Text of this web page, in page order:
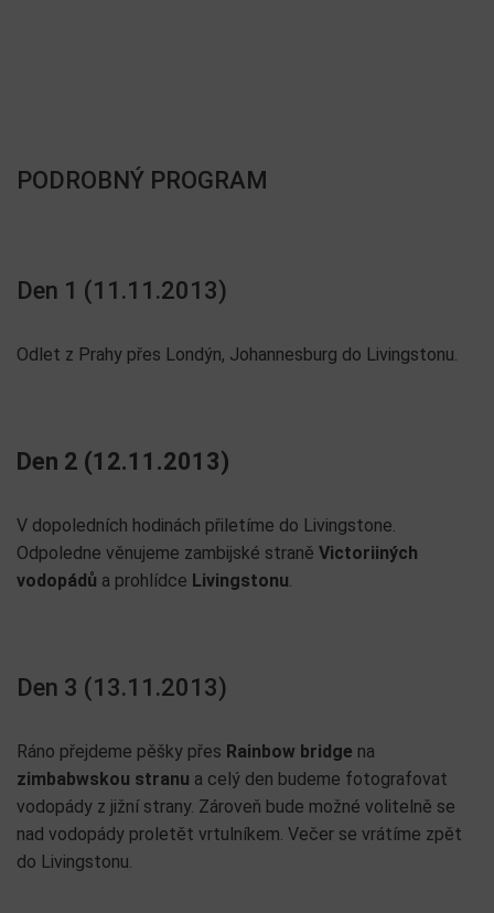
PODROBNÝ PROGRAM
Den 1 (11.11.2013)
Odlet z Prahy přes Londýn, Johannesburg do Livingstonu.
Den 2 (12.11.2013)
V dopoledních hodinách přiletíme do Livingstone.
Odpoledne věnujeme zambijské straně Victoriiných
vodopádů a prohlídce Livingstonu.
Den 3 (13.11.2013)
Ráno přejdeme pěšky přes Rainbow bridge na
zimbabwskou stranu a celý den budeme fotografovat
vodopády z jižní strany. Zároveň bude možné volitelně se
nad vodopády proletět vrtulníkem. Večer se vrátíme zpět
do Livingstonu.